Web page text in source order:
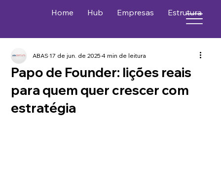
Home Hub Empresas Estrutura
Papo de Founder: lições reais
para quem quer crescer com
estratégia
ABAS17 de jun. de 20254 min de leitura